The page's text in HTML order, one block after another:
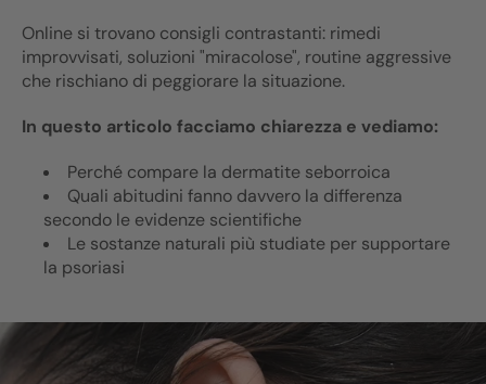
Online si trovano consigli contrastanti: rimedi
improvvisati, soluzioni "miracolose", routine aggressive
che rischiano di peggiorare la situazione.
In questo articolo facciamo chiarezza e vediamo:
Perché compare la dermatite seborroica
Quali abitudini fanno davvero la differenza
secondo le evidenze scientifiche
Le sostanze naturali più studiate per supportare
la psoriasi